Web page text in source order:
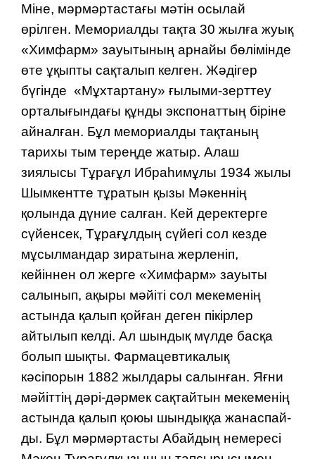
Міне, мәрмәртастағы мәтін осылай
өрілген. Мемориалды тақта 30 жылға жуық
«Химфарм» зауытының арнайы бөлімінде
өте ұқыпты сақталып келген. Жәдігер
бүгінде «Мұхтартану» ғылыми-зерттеу
ор­талығындағы құнды экспонаттың біріне
айналған. Бұл мемориалды тақ­таның
тарихы тым тереңде жатыр. Алаш
зиялысы Тұрағұл Ибраһимұлы 1934 жылы
Шымкентте тұратын қызы Мәкен­нің
қолында дүние салған. Кей деректерге
сүйенсек, Тұрағұлдың сүйегі сол кезде
мұсылмандар зиратына жерленіп,
кейіннен ол жерге «Химфарм» зауыты
салынып, ақыры мәйіті сол мекеменің
астында қалып қойған деген пікірлер
айтылып келді. Ал шындық мүлде басқа
болып шықты. Фармацевтикалық
кәсіпорын 1882 жылдары салынған. Яғни
мәйіттің дәрі-дәрмек сақтайтын мекеменің
астында қалып қоюы шындыққа жанаспай­
ды. Бұл мәрмәртасты Абайдың неме­ре­сі